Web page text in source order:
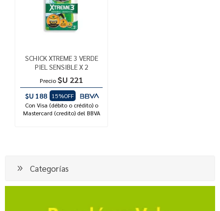
SCHICK XTREME 3 VERDE
PIEL SENSIBLE X 2
Precio $U 221
$U 188
15%OFF
Con Visa (débito o crédito) o
Mastercard (credito) del BBVA
Categorías